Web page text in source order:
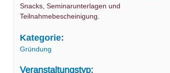
Snacks, Seminarunterlagen und
Teilnahmebescheinigung.
Kategorie:
Gründung
Veranstaltungstyp: